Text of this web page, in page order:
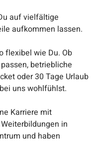
auf vielfältige
aufkommen lassen.
flexibel wie Du. Ob
betriebliche
oder 30 Tage Urlaub
uns wohlfühlst.
Karriere mit
in
und haben